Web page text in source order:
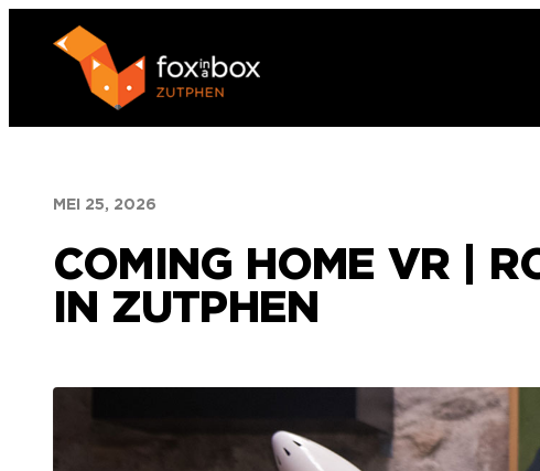
MEI 25, 2026
COMING HOME VR |
IN ZUTPHEN